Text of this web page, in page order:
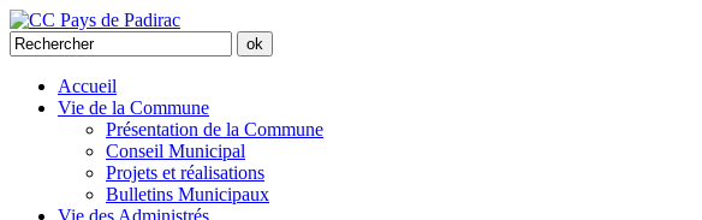
Accueil
Vie de la Commune
Présentation de la Commune
Conseil Municipal
Projets et réalisations
Bulletins Municipaux
Vie des Administrés